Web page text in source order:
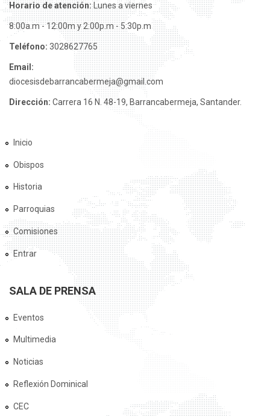
Horario de atención:Lunes a viernes
8:00a.m - 12:00m y 2:00p.m - 5:30p.m
Teléfono: 3028627765
Email:
diocesisdebarrancabermeja@gmail.com
Dirección: Carrera 16 N. 48-19, Barrancabermeja, Santander.
Inicio
Obispos
Historia
Parroquias
Comisiones
Entrar
SALA DE PRENSA
Eventos
Multimedia
Noticias
Reflexión Dominical
CEC